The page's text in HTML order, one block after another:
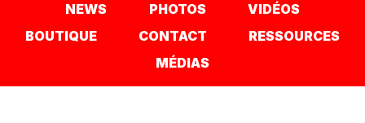
NEWS PHOTOS
VIDÉOS
BOUTIQUE
CONTACT
RESSOURCES
MÉDIAS